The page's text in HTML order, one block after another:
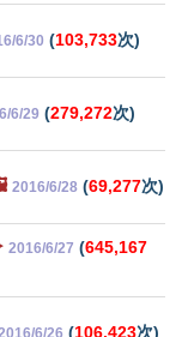
6/30 (103,733次)
6/29 (279,272次)
2016/6/28 (69,277次)
2016/6/27 (645,167
6/26 (106,423次)